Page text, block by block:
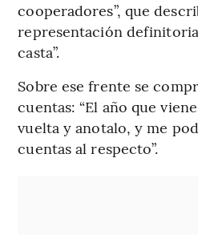
cooperadores”, que
representación
casta”.
Sobre ese frente se
cuentas: “El año que
vuelta y anotalo, y me
cuentas al respecto”.